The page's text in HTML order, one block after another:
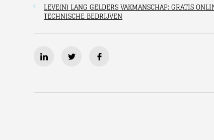
LEVE(N) LANG GELDERS VAKMANSCHAP: GRATIS
TECHNISCHE BEDRIJVEN